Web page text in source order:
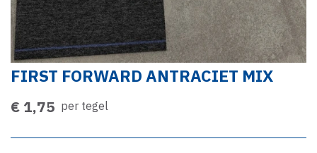
FIRST FORWARD ANTRACIET MIX
€ 1,75 per tegel